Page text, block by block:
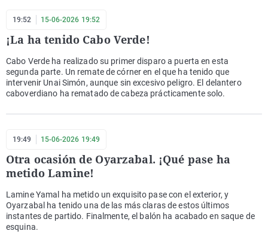
19:52 15-06-2026 19:52
¡La ha tenido Cabo Verde!
Cabo Verde ha realizado su primer disparo a puerta en esta
segunda parte. Un remate de córner en el que ha tenido que
intervenir Unai Simón, aunque sin excesivo peligro. El delantero
caboverdiano ha rematado de cabeza prácticamente solo.
19:49 15-06-2026 19:49
Otra ocasión de Oyarzabal. ¡Qué pase ha
metido Lamine!
Lamine Yamal ha metido un exquisito pase con el exterior, y
Oyarzabal ha tenido una de las más claras de estos últimos
instantes de partido. Finalmente, el balón ha acabado en saque de
esquina.